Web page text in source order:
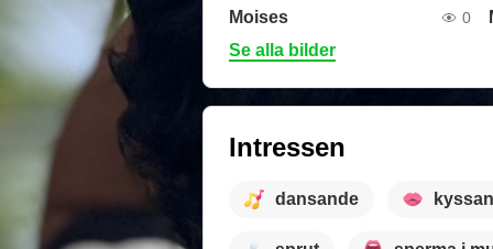
Moises 0
Se alla bilder
Intressen
dansande